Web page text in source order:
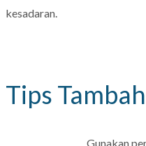
kesadaran.
Tips
Gunakan